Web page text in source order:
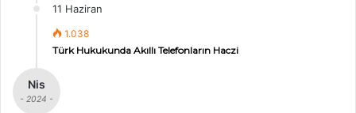
11 Haziran
1.038
Türk Hukukunda Akıllı Telefonların Haczi
Nis
- 2024 -